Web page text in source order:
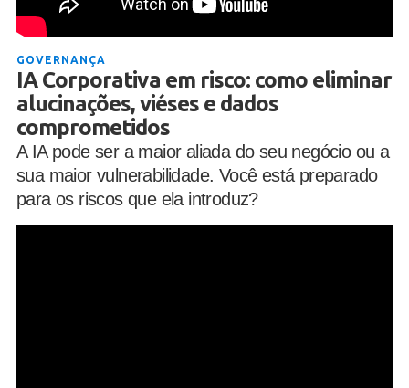
GOVERNANÇA
IA Corporativa em risco: como eliminar
alucinações, viéses e dados
comprometidos
A IA pode ser a maior aliada do seu negócio ou a
sua maior vulnerabilidade. Você está preparado
para os riscos que ela introduz?